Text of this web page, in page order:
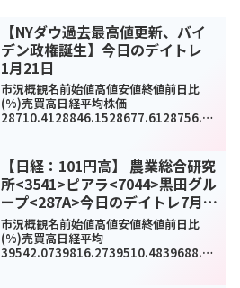
【NYダウ過去最高値更新、バイ
デン政権誕生】今日のデイトレ
1月21日
市況概観名前始値高値安値終値前日比
(%)売買高日経平均株価
28710.4128846.1528677.6128756.86
【日経：101円高】 農業総合研究
所<3541>ピアラ<7044>黒田グル
ープ<287A>今日のデイトレ7月8
日
市況概観名前始値高値安値終値前日比
(%)売買高日経平均
39542.0739816.2739510.4839688.81